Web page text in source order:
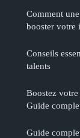
Comment
booster votre
Conseils
talents
Boostez
Guide
Guide